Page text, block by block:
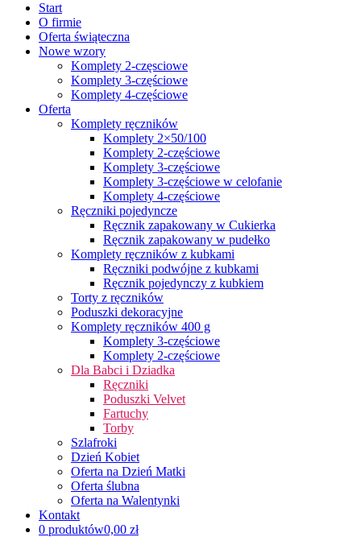
Start
O firmie
Oferta świąteczna
Nowe wzory
Komplety 2-częsciowe
Komplety 3-częściowe
Komplety 4-częściowe
Oferta
Komplety ręczników
Komplety 2×50/100
Komplety 2-częściowe
Komplety 3-częściowe
Komplety 3-częściowe w celofanie
Komplety 4-częściowe
Ręczniki pojedyncze
Ręcznik zapakowany w Cukierka
Ręcznik zapakowany w pudełko
Komplety ręczników z kubkami
Ręczniki podwójne z kubkami
Ręcznik pojedynczy z kubkiem
Torty z ręczników
Poduszki dekoracyjne
Komplety ręczników 400 g
Komplety 3-częściowe
Komplety 2-częściowe
Dla Babci i Dziadka
Ręczniki
Poduszki Velvet
Fartuchy
Torby
Szlafroki
Dzień Kobiet
Oferta na Dzień Matki
Oferta ślubna
Oferta na Walentynki
Kontakt
0 produktów0,00 zł